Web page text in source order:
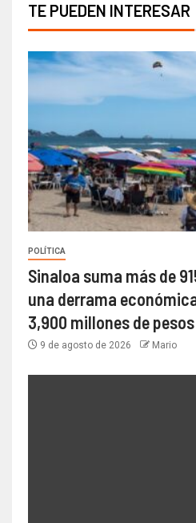
TE PUEDEN INTERESAR
POLÍTICA
Sinaloa suma más de
una derrama
3,900 millones de
9 de agosto de 2026 Mario